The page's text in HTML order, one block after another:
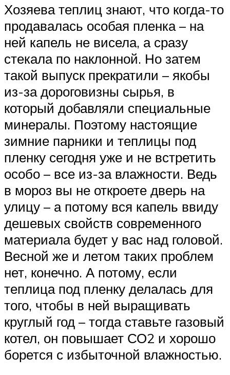
Хозяева теплиц знают, что когда-то
продавалась особая пленка – на
ней капель не висела, а сразу
стекала по наклонной. Но затем
такой выпуск прекратили – якобы
из-за дороговизны сырья, в
который добавляли специальные
минералы. Поэтому настоящие
зимние парники и теплицы под
пленку сегодня уже и не встретить
особо – все из-за влажности. Ведь
в мороз вы не откроете дверь на
улицу – а потому вся капель ввиду
дешевых свойств современного
материала будет у вас над головой.
Весной же и летом таких проблем
нет, конечно. А потому, если
теплица под пленку делалась для
того, чтобы в ней выращивать
круглый год – тогда ставьте газовый
котел, он повышает СО2 и хорошо
борется с избыточной влажностью.